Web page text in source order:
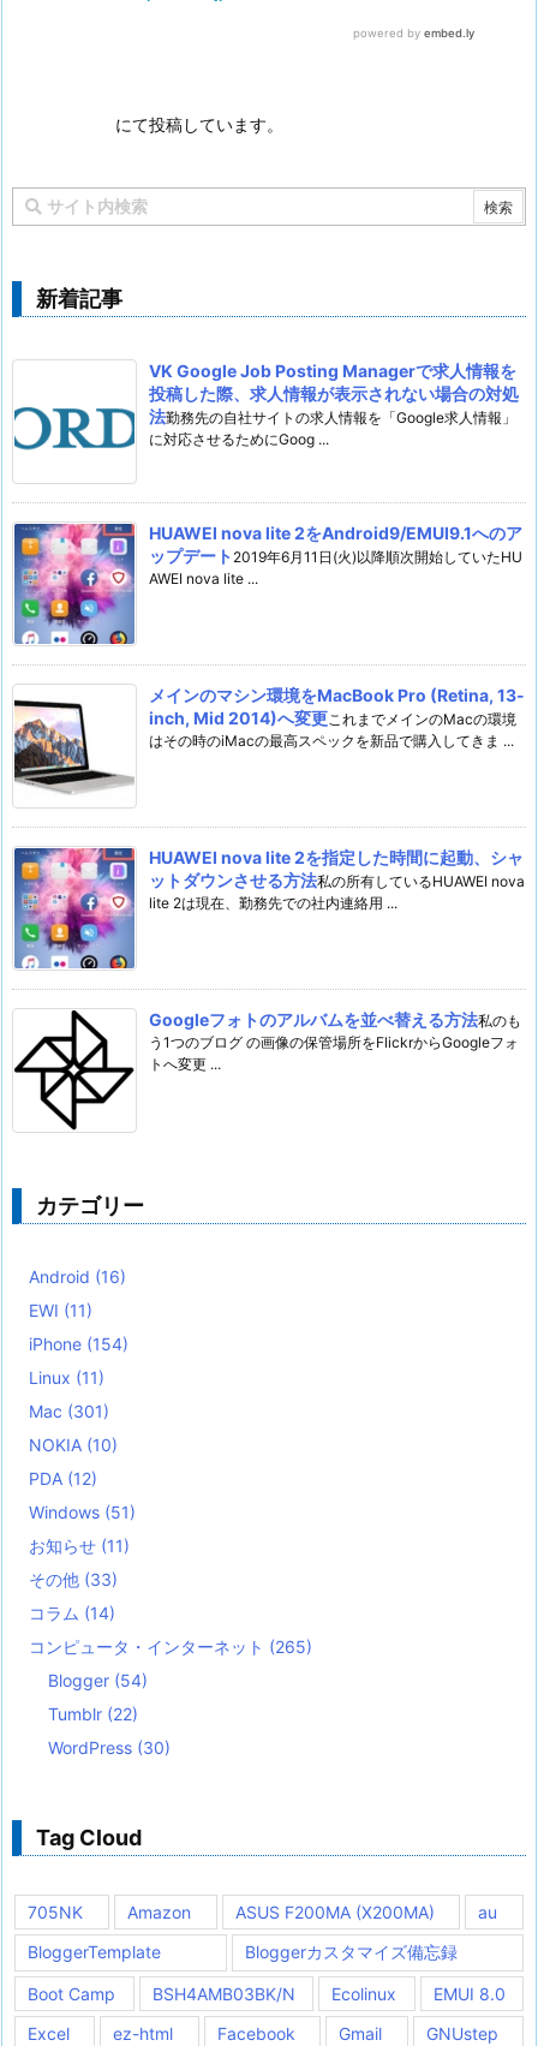
にて投稿しています。
新着記事
VK Google Job Posting Managerで求人情報を
投稿した際、求人情報が表示されない場合の対処
法勤務先の自社サイトの求人情報を「Google求人情報」
に対応させるためにGoog ...
HUAWEI nova lite 2をAndroid9/EMUI9.1へのア
ップデート 2019年6月11日(火)以降順次開始していたHU
AWEI nova lite ...
メインのマシン環境をMacBook Pro (Retina, 13-
inch, Mid 2014)へ変更これまでメインのMacの環境
はその時のiMacの最高スペックを新品で購入してきま ...
HUAWEI nova lite 2を指定した時間に起動、シャ
ットダウンさせる方法私の所有しているHUAWEI nova
lite 2は現在、勤務先での社内連絡用 ...
Googleフォトのアルバムを並べ替える方法私のも
う1つのブログ の画像の保管場所をFlickrからGoogleフォ
トへ変更 ...
カテゴリー
Android (16)
EWI (11)
iPhone (154)
Linux (11)
Mac (301)
NOKIA (10)
PDA (12)
Windows (51)
お知らせ (11)
その他 (33)
コラム (14)
コンピュータ・インターネット (265)
Blogger (54)
Tumblr (22)
WordPress (30)
Tag Cloud
705NK Amazon ASUS F200MA (X200MA)
au
BloggerTemplate
Bloggerカスタマイズ備忘録
Boot Camp BSH4AMB03BK/N Ecolinux
EMUI 8.0
Excel
ez-html Facebook Gmail
GNUstep